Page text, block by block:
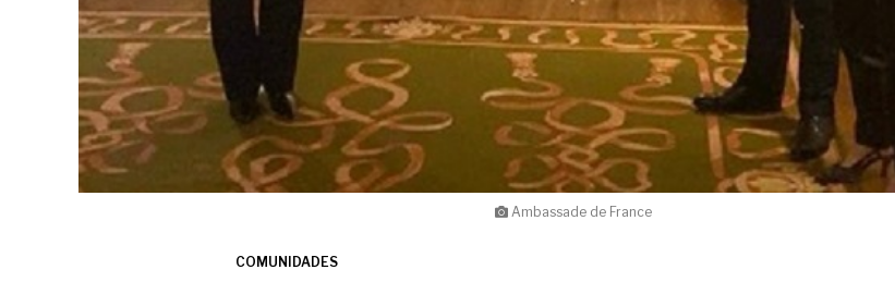
Ambassade de France
COMUNIDADES